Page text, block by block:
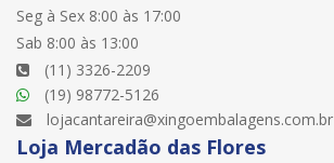
Seg à Sex 8:00 às 17:00
Sab 8:00 às 13:00
(11) 3326-2209
(19) 98772-5126
lojacantareira@xingoembalagens.com.br
Loja Mercadão das Flores